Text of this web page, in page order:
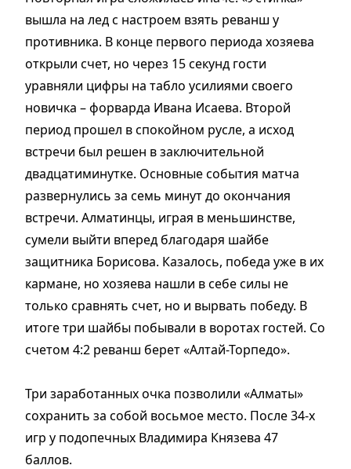
вышла на лед с настроем взять реванш у
противника. В конце первого периода хозяева
открыли счет, но через 15 секунд гости
уравняли цифры на табло усилиями своего
новичка – форварда Ивана Исаева. Второй
период прошел в спокойном русле, а исход
встречи был решен в заключительной
двадцатиминутке. Основные события матча
развернулись за семь минут до окончания
встречи. Алматинцы, играя в меньшинстве,
сумели выйти вперед благодаря шайбе
защитника Борисова. Казалось, победа уже в их
кармане, но хозяева нашли в себе силы не
только сравнять счет, но и вырвать победу. В
итоге три шайбы побывали в воротах гостей. Со
счетом 4:2 реванш берет «Алтай-Торпедо».
Три заработанных очка позволили «Алматы»
сохранить за собой восьмое место. После 34-х
игр у подопечных Владимира Князева 47
баллов.